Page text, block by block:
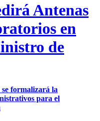
Antenas
en
de
formalizará la
para el